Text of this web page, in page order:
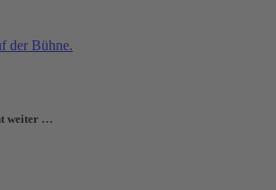
weiter …